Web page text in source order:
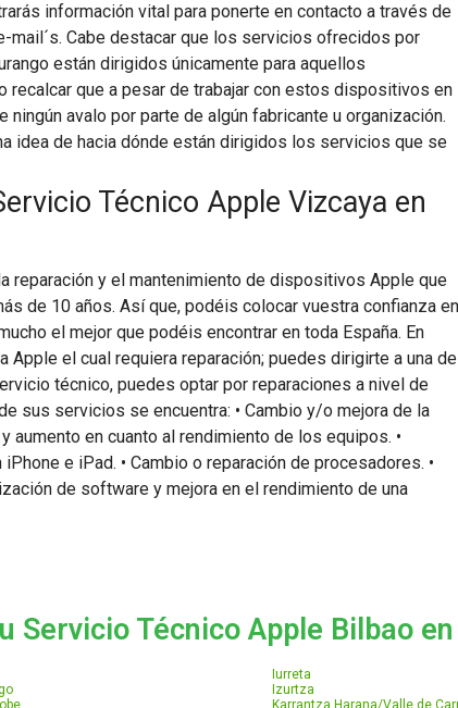
información vital para ponerte en contacto a través de
Cabe destacar que los servicios ofrecidos por
están dirigidos únicamente para aquellos
que a pesar de trabajar con estos dispositivos en
avalo por parte de algún fabricante u organización.
idea de hacia dónde están dirigidos los servicios que se
Técnico Apple Vizcaya en
reparación y el mantenimiento de dispositivos Apple que
de 10 años. Así que, podéis colocar vuestra confianza en
el mejor que podéis encontrar en toda España. En
el cual requiera reparación; puedes dirigirte a una de
técnico, puedes optar por reparaciones a nivel de
sus servicios se encuentra: • Cambio y/o mejora de la
en cuanto al rendimiento de los equipos. •
e iPad. • Cambio o reparación de procesadores. •
de software y mejora en el rendimiento de una
Servicio Técnico Apple Bilbao
Iurreta
Izurtza
Karrantza Harana/Valle de